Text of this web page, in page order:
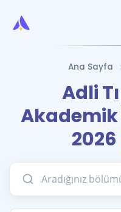
Ana Sayfa
Adli
Akademik
2026